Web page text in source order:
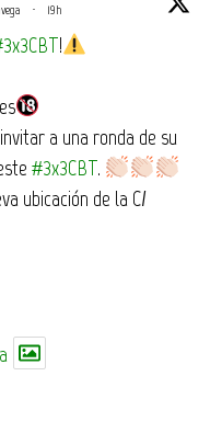
· 19h
!
a una ronda de su
#3x3CBT.
ubicación de la C/